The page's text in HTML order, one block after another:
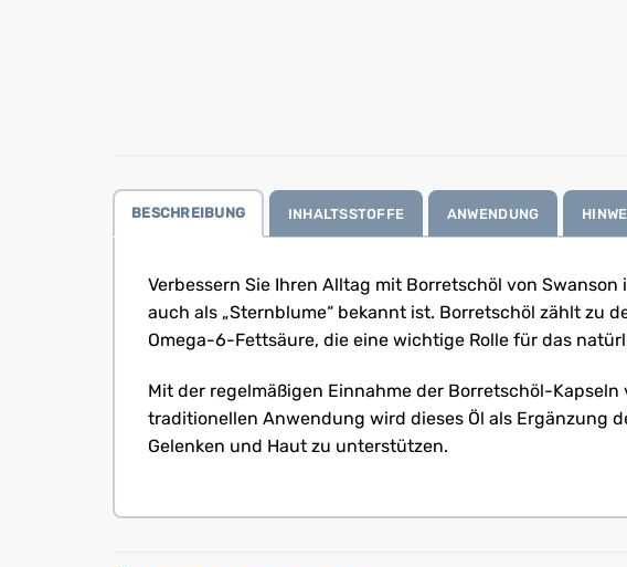
BESCHREIBUNG INHALTSSTOFFE ANWENDUNG
Verbessern Sie Ihren Alltag mit Borretschöl von
auch als „Sternblume“ bekannt ist. Borretschöl zählt zu
Omega-6-Fettsäure, die eine wichtige Rolle für das
Mit der regelmäßigen Einnahme der Borretschöl-
traditionellen Anwendung wird dieses Öl als Ergänzung
Gelenken und Haut zu unterstützen.